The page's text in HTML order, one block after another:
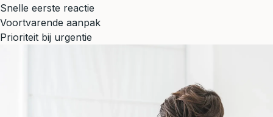
Snelle eerste reactie
Voortvarende aanpak
Prioriteit bij urgentie